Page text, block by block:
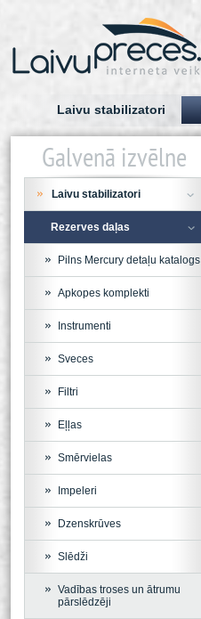
Laivu stabilizatori
Galvenā izvēlne
Laivu stabilizatori
Rezerves daļas
Pilns Mercury detaļu katalogs
Apkopes komplekti
Instrumenti
Sveces
Filtri
Eļļas
Smērvielas
Impeleri
Dzenskrūves
Slēdži
Vadības troses un ātrumu
pārslēdzēji